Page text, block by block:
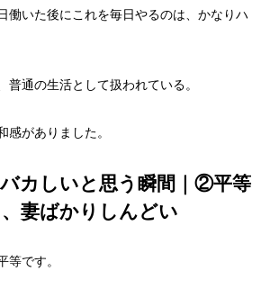
働いた後にこれを毎日やるのは、かなりハ
普通の生活として扱われている。
感がありました。
カしいと思う瞬間｜②平等
妻ばかりしんどい
等です。